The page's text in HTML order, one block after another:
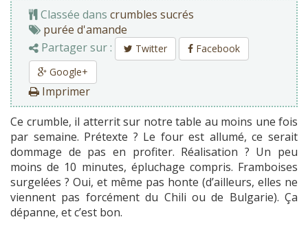
Classée dans crumbles sucrés
purée d'amande
Partager sur :
Twitter
Facebook
Google+
Imprimer
Ce crumble, il atterrit sur notre table au moins une fois
par semaine. Prétexte ? Le four est allumé, ce serait
dommage de pas en profiter. Réalisation ? Un peu
moins de 10 minutes, épluchage compris. Framboises
surgelées ? Oui, et même pas honte (d’ailleurs, elles ne
viennent pas forcément du Chili ou de Bulgarie). Ça
dépanne, et c’est bon.